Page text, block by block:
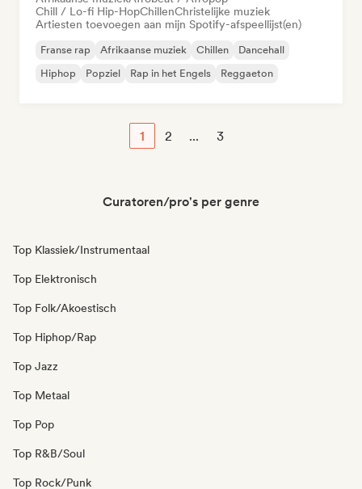
Chill / Lo-fi Hip-HopChillenChristelijke muziek
Artiesten toevoegen aan mijn Spotify-afspeellijst(en)
Franse rap Afrikaanse muziek Chillen
Dancehall
Hiphop
Popziel Rap in het Engels Reggaeton
1 2 ... 3
Curatoren/pro's per genre
Top Klassiek/Instrumentaal
Top Elektronisch
Top Folk/Akoestisch
Top Hiphop/Rap
Top Jazz
Top Metaal
Top Pop
Top R&B/Soul
Top Rock/Punk